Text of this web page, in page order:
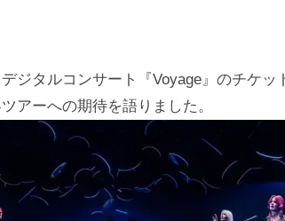
g
a
y
コ
メ
ジタルコンサート『Voyage』のチケ
アーへの期待を語りました。